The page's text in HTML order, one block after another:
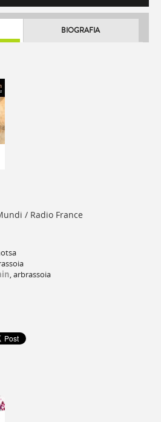
BIOGRAFIA
/ Radio France
, arbrassoia